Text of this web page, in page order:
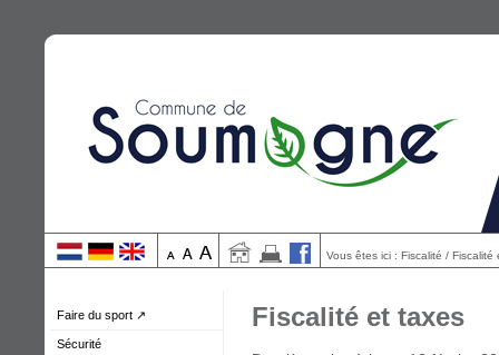
Vous êtes ici : Fiscalité / Fiscalité
Faire du sport ↗
Sécurité
Fiscalité et taxes